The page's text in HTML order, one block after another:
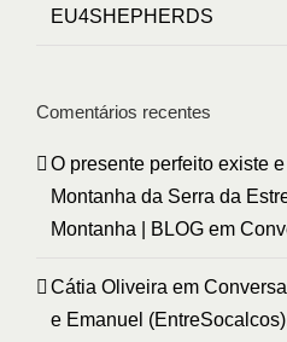
EU4SHEPHERDS
Comentários recentes
O presente perfeito existe
Montanha da Serra da
Montanha | BLOG em
Cátia Oliveira em
e Emanuel